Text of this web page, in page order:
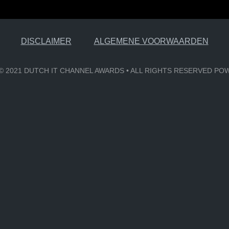
DISCLAIMER ALGEMENE VOORWAARDEN
DUTCH IT CHANNEL AWARDS • ALL RIGHTS RESERVED